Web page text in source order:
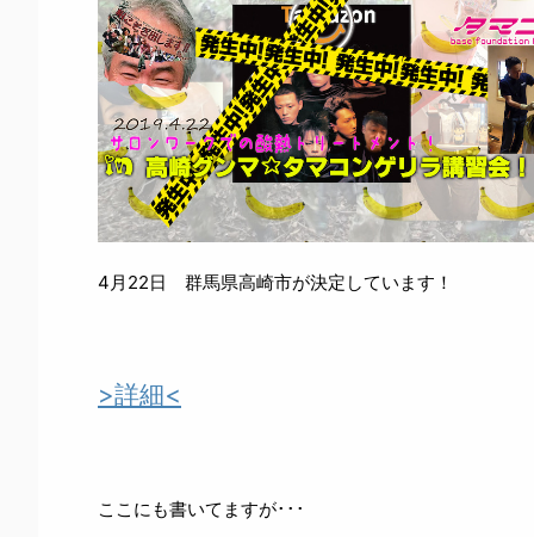
4月22日 群馬県高崎市が決定しています！
>詳細<
ここにも書いてますが･･･